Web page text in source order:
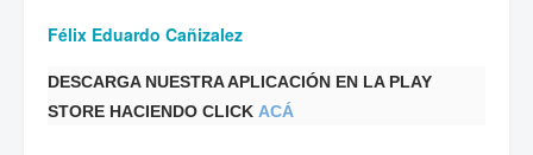
Félix Eduardo Cañizalez
DESCARGA NUESTRA APLICACIÓN EN LA PLAY
STORE HACIENDO CLICK ACÁ